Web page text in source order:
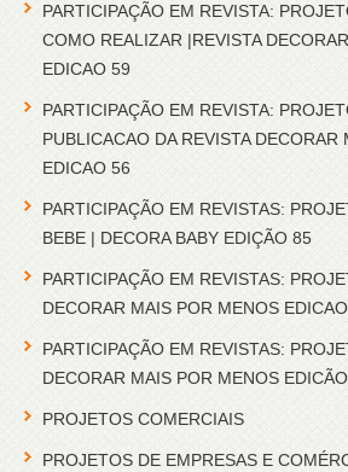
PARTICIPAÇÃO EM REVISTA:
COMO REALIZAR |REVISTA
EDICAO 59
PARTICIPAÇÃO EM REVISTA:
PUBLICACAO DA REVISTA DECORAR
EDICAO 56
PARTICIPAÇÃO EM REVISTAS:
BEBE | DECORA BABY EDIÇÃO 85
PARTICIPAÇÃO EM REVISTAS:
DECORAR MAIS POR MENOS
PARTICIPAÇÃO EM REVISTAS:
DECORAR MAIS POR MENOS
PROJETOS COMERCIAIS
PROJETOS DE EMPRESAS E